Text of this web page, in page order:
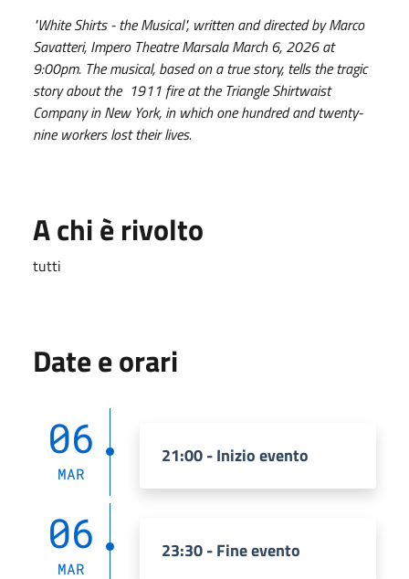
"White Shirts - the Musical", written and directed by Marco
Savatteri, Impero Theatre Marsala March 6, 2026 at
9:00pm. The musical, based on a true story, tells the tragic
story about the 1911 fire at the Triangle Shirtwaist
Company in New York, in which one hundred and twenty-
nine workers lost their lives.
A chi è rivolto
tutti
Date e orari
06
MAR
21:00 - Inizio evento
06
MAR
23:30 - Fine evento